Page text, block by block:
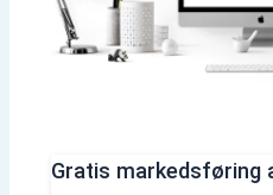
Gratis markedsføring